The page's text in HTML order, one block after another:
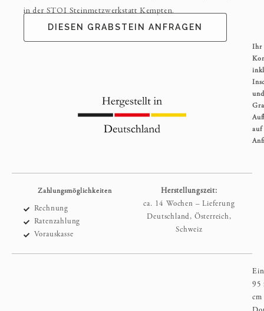
in der STOI Steinmetzwerkstatt Kempten.
DIESEN GRABSTEIN ANFRAGEN
Ihr
und
auf
Zahlungsmöglichkeiten
Rechnung
Ratenzahlung
Vorauskasse
Herstellungszeit:
ca. 14 Wochen – Lieferung
Deutschland, Österreich,
Schweiz
95